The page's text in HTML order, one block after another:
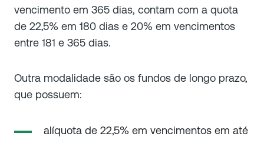
vencimento em 365 dias, contam com a quota
de 22,5% em 180 dias e 20% em vencimentos
entre 181 e 365 dias.
Outra modalidade são os fundos de longo prazo,
que possuem:
alíquota de 22,5% em vencimentos em até